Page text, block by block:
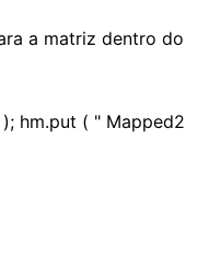
a matriz dentro do
hm.put ( " Mapped2